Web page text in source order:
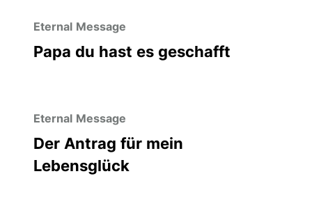
Eternal Message
Papa du hast es geschafft
Eternal Message
Der Antrag für mein
Lebensglück